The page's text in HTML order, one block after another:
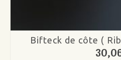
Bifteck de côte (